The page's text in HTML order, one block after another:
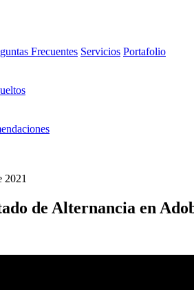
Frecuentes Servicios Portafolio
2021
de Alternancia en